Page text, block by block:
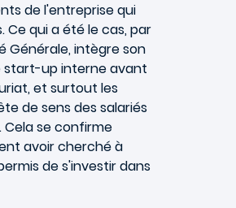
de l'entreprise qui
Ce qui a été le cas, par
Générale, intègre son
start-up interne avant
et surtout les
de sens des salariés
Cela se confirme
avoir cherché à
de s'investir dans